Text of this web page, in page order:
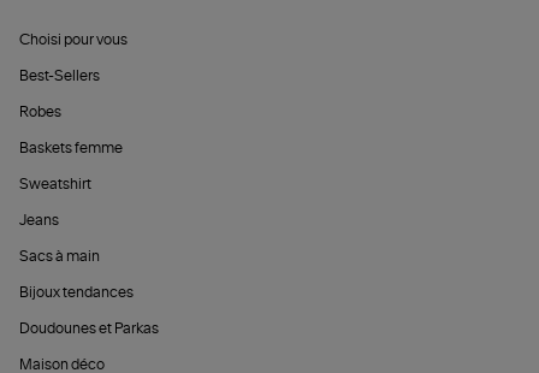
Choisi pour vous
Best-Sellers
Robes
Baskets femme
Sweatshirt
Jeans
Sacs à main
Bijoux tendances
Doudounes et Parkas
Maison déco